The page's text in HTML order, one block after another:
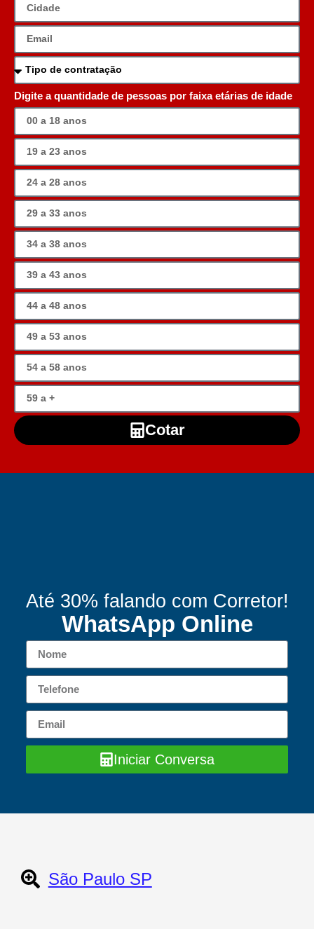
Digite a quantidade de pessoas por faixa etárias de idade
Cotar
Até 30% falando com Corretor!
WhatsApp Online
Iniciar Conversa
São Paulo SP